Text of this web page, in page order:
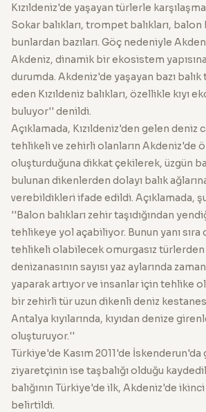
Kızıldeniz'de yaşayan türlerle
Sokar balıkları, trompet balıkları, balon
bunlardan bazıları. Göç nedeniyle
Akdeniz, dinamik bir ekosistem
durumda. Akdeniz'de yaşayan bazı
eden Kızıldeniz balıkları, özellikle kıyı
buluyor'' denildi.
Açıklamada, Kızıldeniz'den gelen deniz
tehlikeli ve zehirli olanların Akdeniz'de
oluşturduğuna dikkat çekilerek, üzgün
bulunan dikenlerden dolayı balık
verebildikleri ifade edildi. Açıklamada,
''Balon balıkları zehir taşıdığından
tehlikeye yol açabiliyor. Bunun yanı
tehlikeli olabilecek omurgasız
denizanasının sayısı yaz aylarında
yaparak artıyor ve insanlar için tehlike
bir zehirli tür uzun dikenli deniz
Antalya kıyılarında, kıyıdan denize
oluşturuyor.''
Türkiye'de Kasım 2011'de
ziyaretçinin ise taşbalığı olduğu
balığının Türkiye'de ilk, Akdeniz'de
belirtildi.